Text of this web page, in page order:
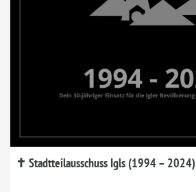
✝ Stadtteilausschuss Igls (1994 – 2024)